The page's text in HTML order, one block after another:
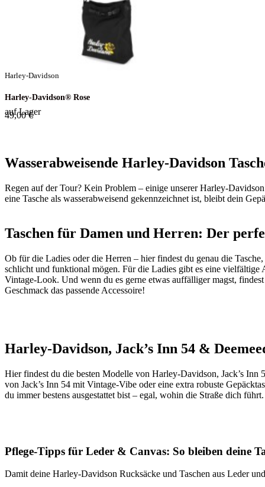
Harley-Davidson
Harley-Davidson® Rose
auf Lager
49,00 €
Wasserabweisende Harley-Davidson
Regen auf der Tour? Kein Problem – einige unserer Harley-
eine Tasche als wasserabweisend gekennzeichnet ist, bleibt dein
Taschen für Damen und Herren: Der
Ob für die Ladies oder die Herren – hier findest du genau die
schlicht und funktional mögen. Für die Ladies gibt es eine
Vintage-Look. Und wenn du es gerne etwas auffälliger magst,
Geschmack das passende Accessoire!
Harley-Davidson, Jack’s Inn 54 &
Hier findest du die besten Modelle von Harley-Davidson, Jack’s
von Jack’s Inn 54 mit Vintage-Vibe oder eine extra robuste
du immer bestens ausgestattet bist – egal, wohin die Straße dich führt.
Pflege-Tipps für Leder & Canvas: So bleiben deine
Damit deine Harley-Davidson Rucksäcke und Taschen aus Leder